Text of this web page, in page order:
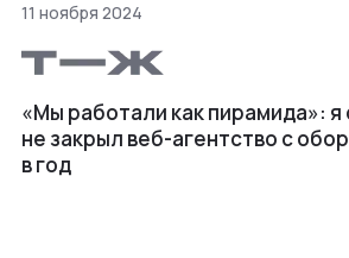
11 ноября 2024
«Мы работали как пирамида»: я
не закрыл веб⁠-⁠агентство с
в год